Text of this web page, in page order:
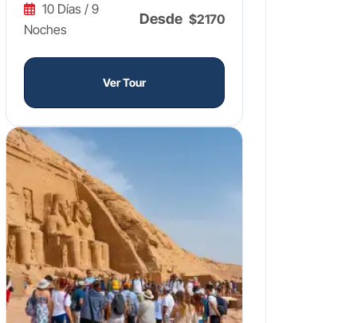
solo viaje de 10 días. Comienza en
El Cairo con las icónicas Pirámides
de Guiza, la enigmática Esfinge y los
tesoros del Gran Museo Egipcio.
Vuela después a Asuán para
contemplar el colosal Templo de
Abu Simbel, obra maestra de
Ramsés II, y embárcate en un
crucero de lujo 5 estrellas por el Nilo
que te llevará por los templos más
legendarios de la antigüedad: Filae,
Kom Ombo, Edfu, el Valle de los
Reyes, Hatshepsut, Karnak y Luxor,
todos guiados por un experto de
habla hispana. Tras Cuatro días
10 Días / 9
Noches
Desde $2170
Ver Tour